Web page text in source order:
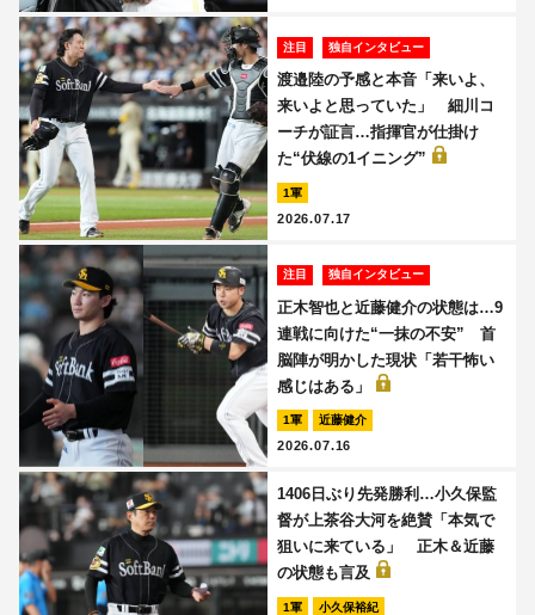
注目 独自インタビュー
渡邉陸の予感と本音「来いよ、
来いよと思っていた」 細川コ
ーチが証言…指揮官が仕掛け
た“伏線の1イニング”
1軍
2026.07.17
注目 独自インタビュー
正木智也と近藤健介の状態は…9
連戦に向けた“一抹の不安” 首
脳陣が明かした現状「若干怖い
感じはある」
1軍 近藤健介
2026.07.16
1406日ぶり先発勝利…小久保監
督が上茶谷大河を絶賛「本気で
狙いに来ている」 正木＆近藤
の状態も言及
1軍 小久保裕紀